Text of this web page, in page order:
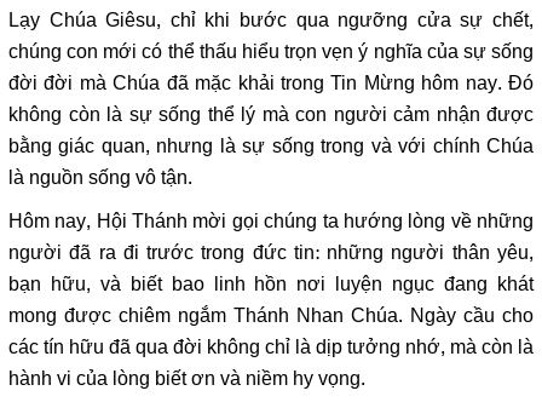
Lạy Chúa Giêsu, chỉ khi bước qua ngưỡng cửa sự chết,
chúng con mới có thể thấu hiểu trọn vẹn ý nghĩa của sự sống
đời đời mà Chúa đã mặc khải trong Tin Mừng hôm nay. Đó
không còn là sự sống thể lý mà con người cảm nhận được
bằng giác quan, nhưng là sự sống trong và với chính Chúa
là nguồn sống vô tận.
Hôm nay, Hội Thánh mời gọi chúng ta hướng lòng về những
người đã ra đi trước trong đức tin: những người thân yêu,
bạn hữu, và biết bao linh hồn nơi luyện ngục đang khát
mong được chiêm ngắm Thánh Nhan Chúa. Ngày cầu cho
các tín hữu đã qua đời không chỉ là dịp tưởng nhớ, mà còn là
hành vi của lòng biết ơn và niềm hy vọng.